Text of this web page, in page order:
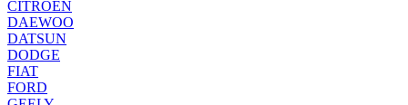
CITROEN
DAEWOO
DATSUN
DODGE
FIAT
FORD